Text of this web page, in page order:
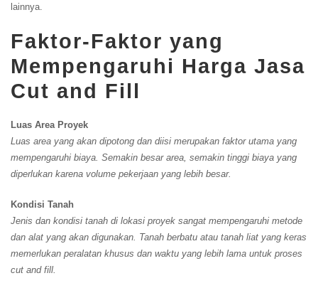
lainnya.
Faktor-Faktor yang
Mempengaruhi Harga Jasa
Cut and Fill
Luas Area Proyek
Luas area yang akan dipotong dan diisi merupakan faktor utama yang
mempengaruhi biaya. Semakin besar area, semakin tinggi biaya yang
diperlukan karena volume pekerjaan yang lebih besar.
Kondisi Tanah
Jenis dan kondisi tanah di lokasi proyek sangat mempengaruhi metode
dan alat yang akan digunakan. Tanah berbatu atau tanah liat yang keras
memerlukan peralatan khusus dan waktu yang lebih lama untuk proses
cut and fill.